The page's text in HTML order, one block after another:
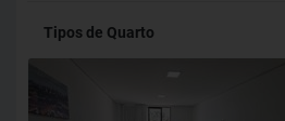
Tipos de Quarto